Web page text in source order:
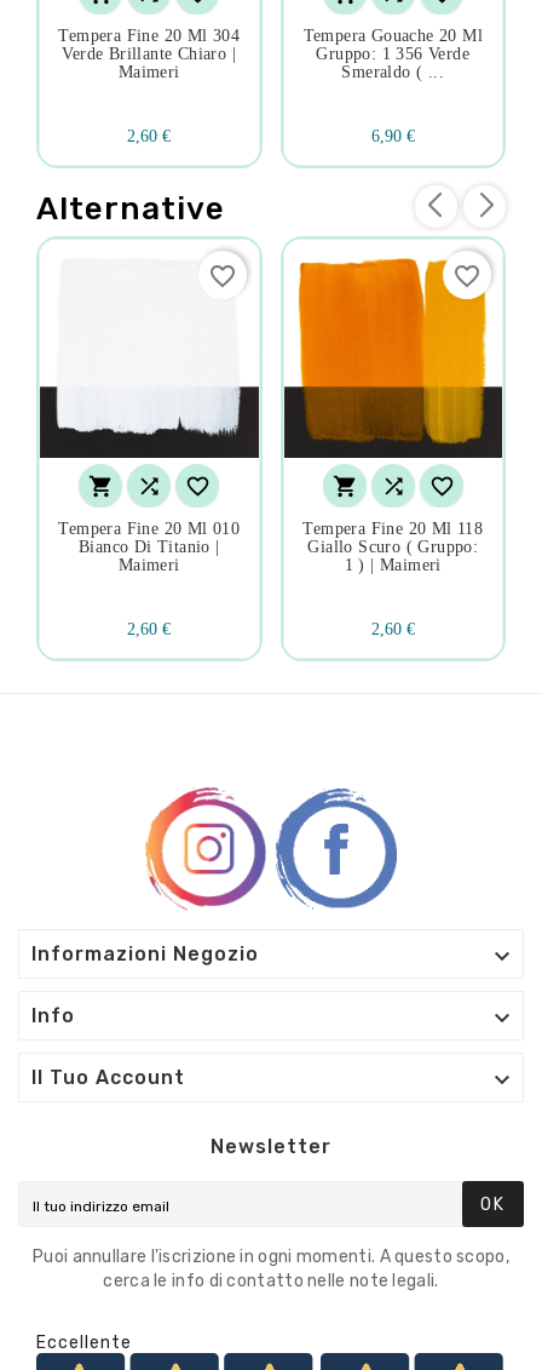
Tempera Fine 20 Ml 304
Verde Brillante Chiaro |
Maimeri
2,60 €
Tempera Gouache 20 Ml
Gruppo: 1 356 Verde
Smeraldo ( ...
6,90 €
Alternative
  
Tempera Fine 20 Ml 010
Bianco Di Titanio |
Maimeri
2,60 €
favorite_border
  
Tempera Fine 20 Ml 118
Giallo Scuro ( Gruppo:
1 ) | Maimeri
2,60 €
favorite_border
Informazioni Negozio 
Info 
Il Tuo Account 
Newsletter
OK
Puoi annullare l'iscrizione in ogni momenti. A questo scopo,
cerca le info di contatto nelle note legali.
Eccellente